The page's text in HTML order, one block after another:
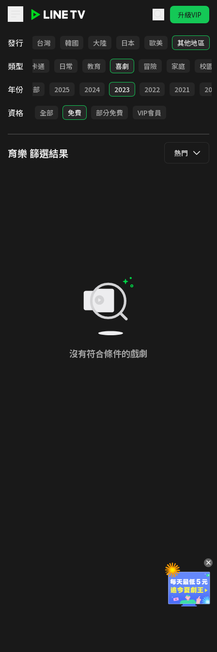
升級VIP
發行
全部 台灣 韓國 大陸 日本 歐美 其他地區
類型
全部 卡通 日常 教育 喜劇 冒險 家庭 校園
年份 全部 2025 2024 2023 2022 2021
資格 全部 免費 部分免費 VIP會員
育樂篩選結果 熱門
沒有符合條件的戲劇